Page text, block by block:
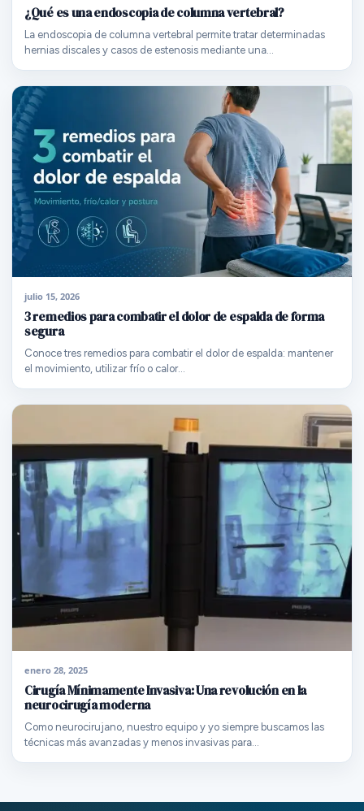
¿Qué es una endoscopia de columna vertebral?
La endoscopia de columna vertebral permite tratar determinadas
hernias discales y casos de estenosis mediante una…
julio 15, 2026
3 remedios para combatir el dolor de espalda de forma
segura
Conoce tres remedios para combatir el dolor de espalda: mantener
el movimiento, utilizar frío o calor…
enero 28, 2025
Cirugía Mínimamente Invasiva: Una revolución en la
neurocirugía moderna
Como neurocirujano, nuestro equipo y yo siempre buscamos las
técnicas más avanzadas y menos invasivas para…